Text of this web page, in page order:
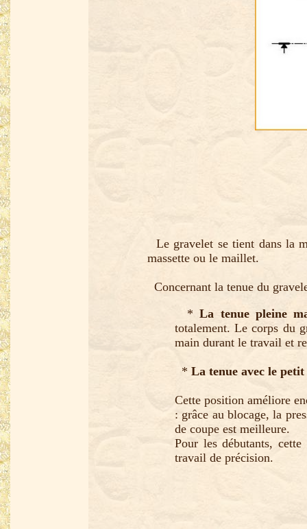
Le gravelet se tient dans la
massette ou le maillet.
Concernant la tenue du
*La tenue pleine
totalement. Le corps du
main durant le travail et
* La tenue avec le
Cette position améliore
: grâce au blocage, la
de coupe est meilleure.
Pour les débutants,
travail de précision.